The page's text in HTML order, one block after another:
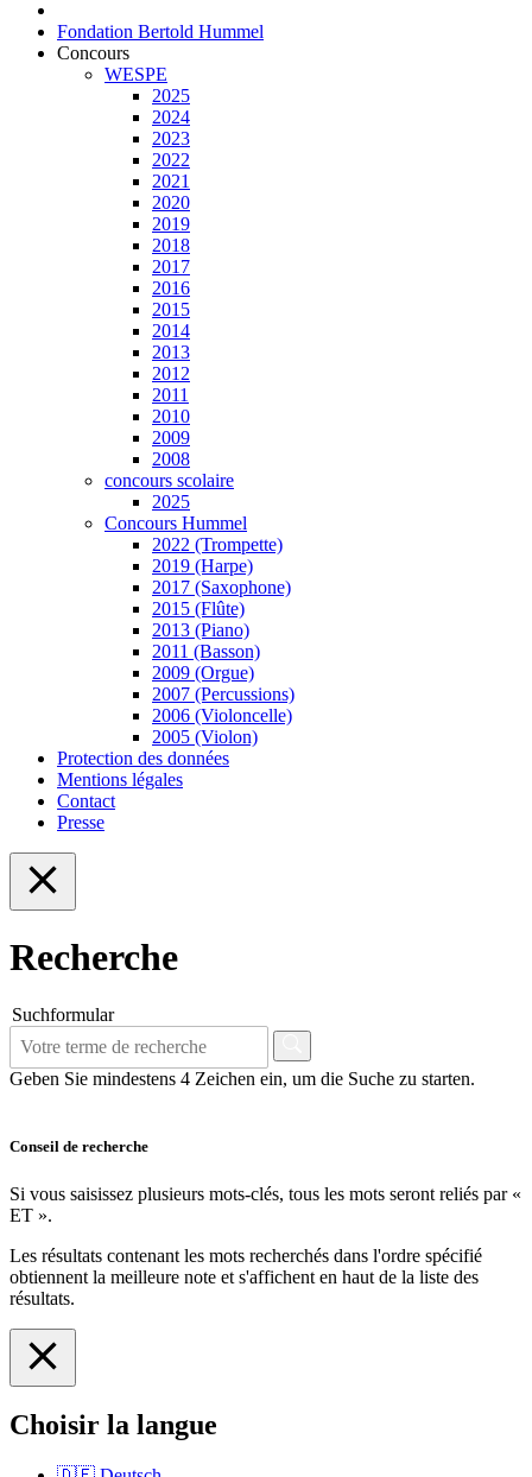
Fondation Bertold Hummel
Concours
WESPE
2025
2024
2023
2022
2021
2020
2019
2018
2017
2016
2015
2014
2013
2012
2011
2010
2009
2008
concours scolaire
2025
Concours Hummel
2022 (Trompette)
2019 (Harpe)
2017 (Saxophone)
2015 (Flûte)
2013 (Piano)
2011 (Basson)
2009 (Orgue)
2007 (Percussions)
2006 (Violoncelle)
2005 (Violon)
Protection des données
Mentions légales
Contact
Presse
Recherche
Suchformular
Geben Sie mindestens 4 Zeichen ein, um die Suche zu starten.
Conseil de recherche
Si vous saisissez plusieurs mots-clés, tous les mots seront reliés par «
ET ».
Les résultats contenant les mots recherchés dans l'ordre spécifié
obtiennent la meilleure note et s'affichent en haut de la liste des
résultats.
Choisir la langue